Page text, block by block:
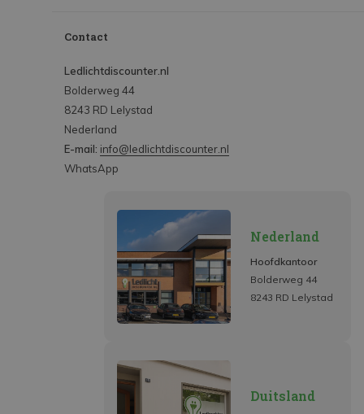
Contact
Ledlichtdiscounter.nl
Bolderweg 44
8243 RD Lelystad
Nederland
E-mail: info@ledlichtdiscounter.nl
WhatsApp
Nederland
Hoofdkantoor
Bolderweg 44
8243 RD Lelystad
Duitsland